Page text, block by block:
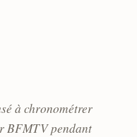
à chronométrer
BFMTV pendant